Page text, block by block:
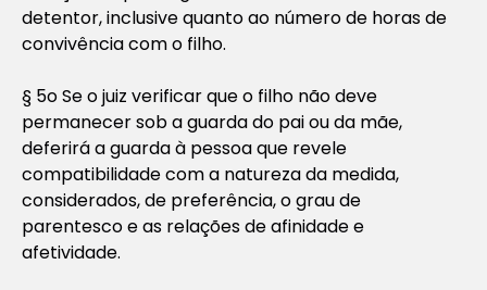
detentor, inclusive quanto ao número de horas de
convivência com o filho.
§ 5o Se o juiz verificar que o filho não deve
permanecer sob a guarda do pai ou da mãe,
deferirá a guarda à pessoa que revele
compatibilidade com a natureza da medida,
considerados, de preferência, o grau de
parentesco e as relações de afinidade e
afetividade.